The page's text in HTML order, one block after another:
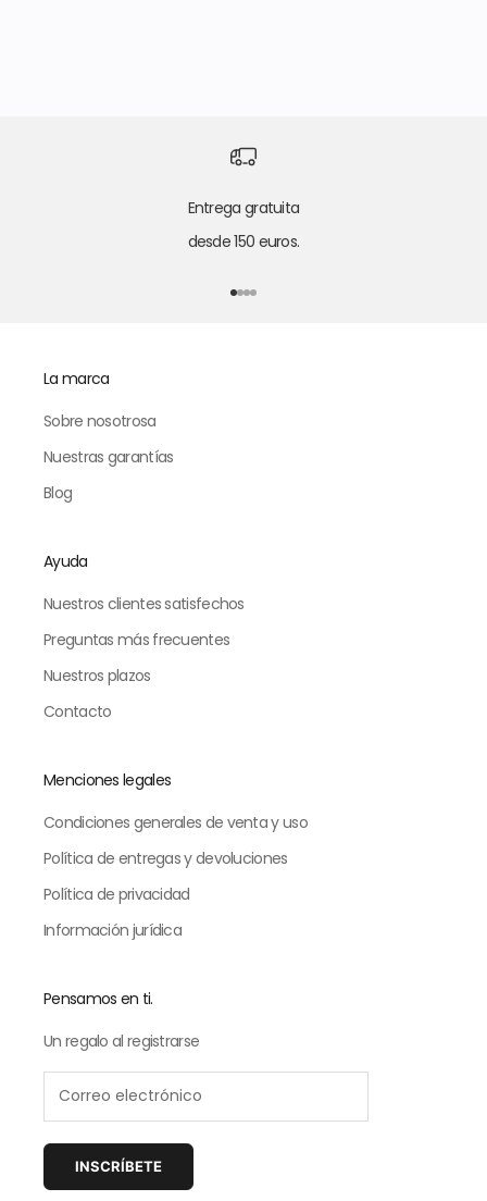
Entrega gratuita
desde 150 euros.
Ir al punto 1
Ir al punto 2
Ir al punto 3
Ir al punto 4
La marca
Sobre nosotrosa
Nuestras garantías
Blog
Ayuda
Nuestros clientes satisfechos
Preguntas más frecuentes
Nuestros plazos
Contacto
Menciones legales
Condiciones generales de venta y uso
Política de entregas y devoluciones
Política de privacidad
Información jurídica
Pensamos en ti.
Un regalo al registrarse
INSCRÍBETE